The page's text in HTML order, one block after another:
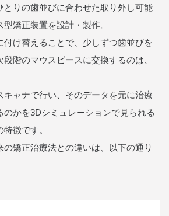
とりの歯並びに合わせた取り外し可能
矯正装置を設計・製作。
付け替えることで、少しずつ歯並びを
階のマウスピースに交換するのは、
キャナで行い、そのデータを元に治療
のかを3Dシミュレーションで見られる
徴です。
の矯正治療法との違いは、以下の通り